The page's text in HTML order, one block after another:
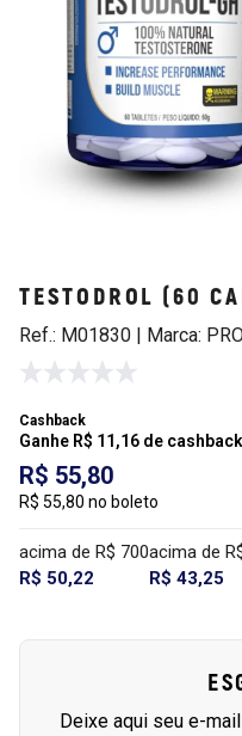
TESTODROL (60
Ref.: M01830 | Marca:
Cashback
Ganhe R$ 11,16 de cashback
R$ 55,80
R$ 55,80 no boleto
acima de R$ 700
R$ 50,22
acima de
R$ 43,25
Deixe aqui seu e-